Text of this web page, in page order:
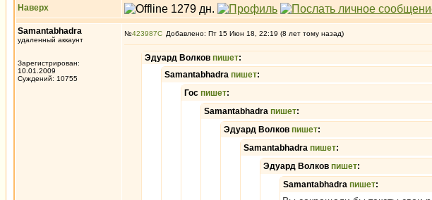
Наверх
Samantabhadra
удаленный аккаунт
Зарегистрирован:
10.01.2009
Суждений: 10755
№423987 Добавлено: Пт 15 Июн 18, 22:19 (8 лет тому назад)
Эдуард Волков пишет:
Samantabhadra пишет:
Гос пишет:
Samantabhadra пишет:
Эдуард Волков пишет:
Samantabhadra пишет:
Эдуард Волков пишет:
Samantabhadra пишет: